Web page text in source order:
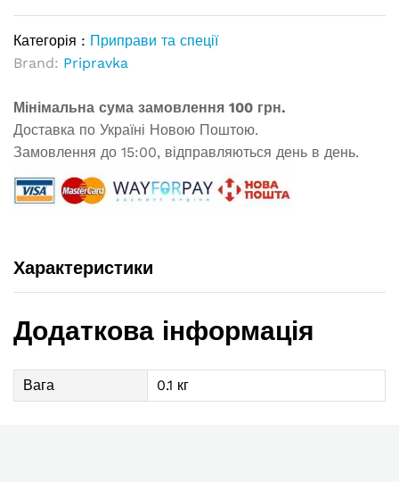
Категорія : Приправи та спеції
Brand: Pripravka
Мінімальна сума замовлення 100 грн.
Доставка по Україні Новою Поштою.
Замовлення до 15:00, відправляються день в день.
Характеристики
Додаткова інформація
Вага 0.1 кг